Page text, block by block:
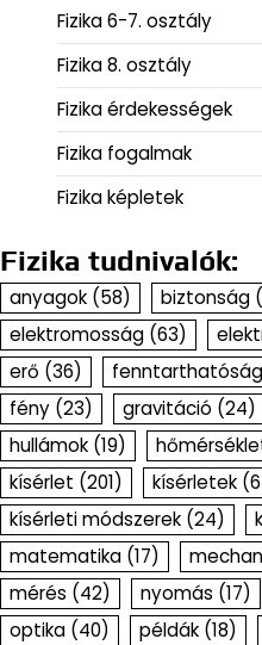
Fizika 6-7. osztály
Fizika 8. osztály
Fizika érdekességek
Fizika fogalmak
Fizika képletek
Fizika tudnivalók:
anyagok (58) biztonság
elektromosság (63)
erő (36) fenntarthatóság
fény (23) gravitáció (24)
hullámok (19)
kísérlet (201) kísérletek
kísérleti módszerek (24)
matematika (17)
mérés (42) nyomás (17)
optika (40) példák (18)